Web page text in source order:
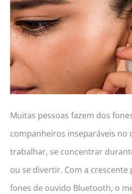
Epson
e
mais!)
Muitas pessoas fazem dos
companheiros inseparáveis no
trabalhar, se concentrar
ou se divertir. Com a
fones de ouvido Bluetooth, o